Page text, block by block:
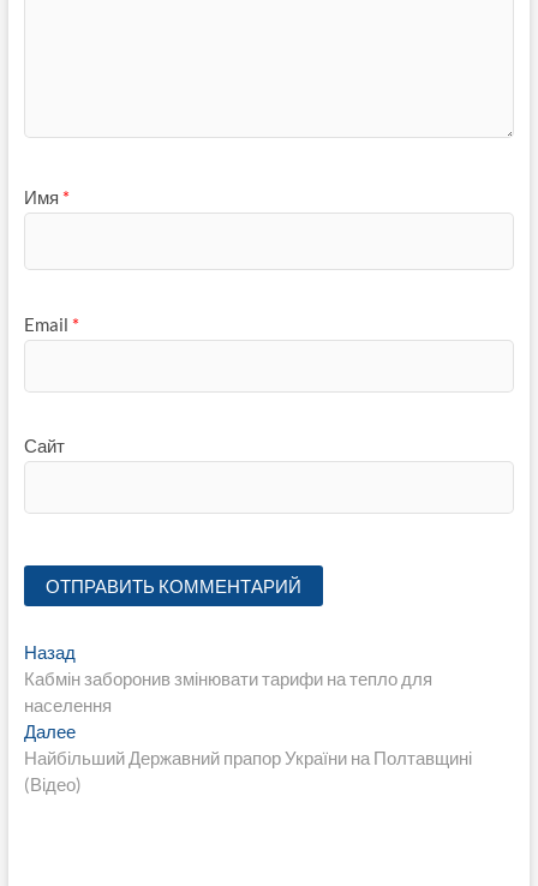
Имя *
Email *
Сайт
Навигация
по
записям
НазадПредыдущая
запись:
Кабмін заборонив змінювати тарифи на тепло для
населення
ДалееСледующая
запись:
Найбільший Державний прапор України на Полтавщині
(Відео)